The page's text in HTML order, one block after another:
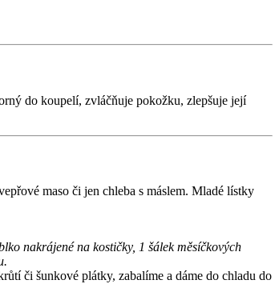
do koupelí, zvláčňuje pokožku, zlepšuje její
maso či jen chleba s máslem. Mladé lístky
nakrájené na kostičky, 1 šálek měsíčkových
či šunkové plátky, zabalíme a dáme do chladu do